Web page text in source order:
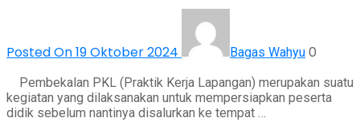
Posted On 19 Oktober 2024 Bagas Wahyu 0
Pembekalan PKL (Praktik Kerja Lapangan) merupakan suatu
kegiatan yang dilaksanakan untuk mempersiapkan peserta
didik sebelum nantinya disalurkan ke tempat …